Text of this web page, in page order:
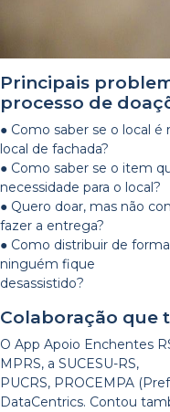
Principais
processo de
● Como saber se o local
local de fachada?
● Como saber se o item
necessidade para o local?
● Quero doar, mas não
fazer a entrega?
● Como distribuir de
ninguém fique
desassistido?
Colaboração que
O App Apoio Enchentes
MPRS, a SUCESU-RS,
PUCRS, PROCEMPA
DataCentrics. Contou